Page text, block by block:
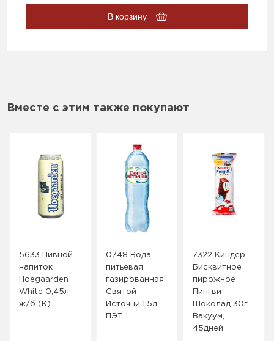
В корзину
Вместе с этим также покупают
5633 Пивной
напиток
Hoegaarden
White 0,45л
ж/б (K)
0748 Вода
питьевая
газированная
Святой
Источни 1,5л
ПЭТ
7322 Киндер
Бисквитное
пирожное
Пингви
Шоколад 30г
Вакуум,
45дней